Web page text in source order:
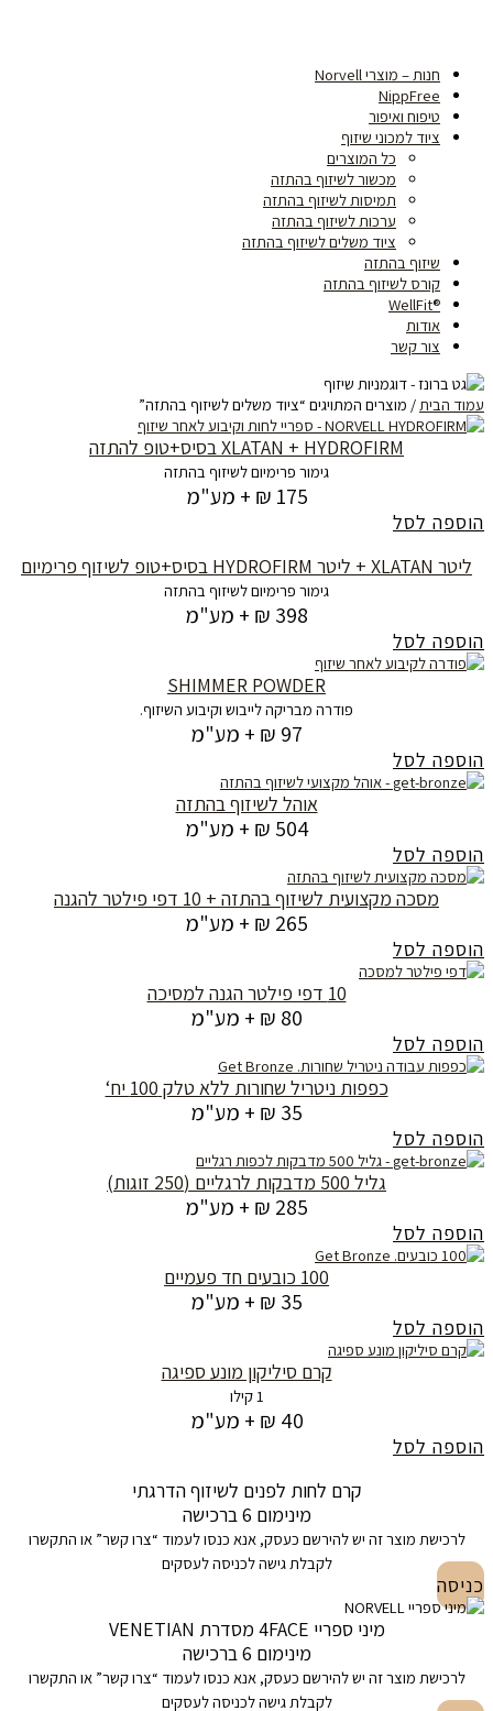
חנות – מוצרי Norvell
NippFree
טיפוח ואיפור
ציוד למכוני שיזוף
כל המוצרים
מכשור לשיזוף בהתזה
תמיסות לשיזוף בהתזה
ערכות לשיזוף בהתזה
ציוד משלים לשיזוף בהתזה
שיזוף בהתזה
קורס לשיזוף בהתזה
®WellFit
אודות
צור קשר
עמוד הבית / מוצרים המתויגים “ציוד משלים לשיזוף בהתזה”
XLATAN + HYDROFIRM בסיס+טופ להתזה
גימור פרימיום לשיזוף בהתזה
175 ₪ + מע"מ
הוספה לסל
ליטר XLATAN + ליטר HYDROFIRM בסיס+טופ לשיזוף פרימיום
גימור פרימיום לשיזוף בהתזה
398 ₪ + מע"מ
הוספה לסל
SHIMMER POWDER
פודרה מבריקה לייבוש וקיבוע השיזוף.
97 ₪ + מע"מ
הוספה לסל
אוהל לשיזוף בהתזה
504 ₪ + מע"מ
הוספה לסל
מסכה מקצועית לשיזוף בהתזה + 10 דפי פילטר להגנה
265 ₪ + מע"מ
הוספה לסל
10 דפי פילטר הגנה למסיכה
80 ₪ + מע"מ
הוספה לסל
כפפות ניטריל שחורות ללא טלק 100 יח‘
35 ₪ + מע"מ
הוספה לסל
גליל 500 מדבקות לרגליים (250 זוגות)
285 ₪ + מע"מ
הוספה לסל
100 כובעים חד פעמיים
35 ₪ + מע"מ
הוספה לסל
קרם סיליקון מונע ספיגה
1 קילו
40 ₪ + מע"מ
הוספה לסל
קרם לחות לפנים לשיזוף הדרגתי
מינימום 6 ברכישה
לרכישת מוצר זה יש להירשם כעסק, אנא כנסו לעמוד “צרו קשר” או התקשרו
לקבלת גישה לכניסה לעסקים
כניסה
מיני ספריי 4FACE מסדרת VENETIAN
מינימום 6 ברכישה
לרכישת מוצר זה יש להירשם כעסק, אנא כנסו לעמוד “צרו קשר” או התקשרו
לקבלת גישה לכניסה לעסקים